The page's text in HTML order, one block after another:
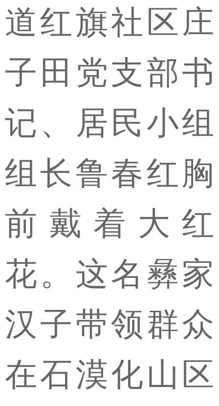
道红旗社区庄
子田党支部书
记、居民小组
组长鲁春红胸
前戴着大红
花。这名彝家
汉子带领群众
在石漠化山区